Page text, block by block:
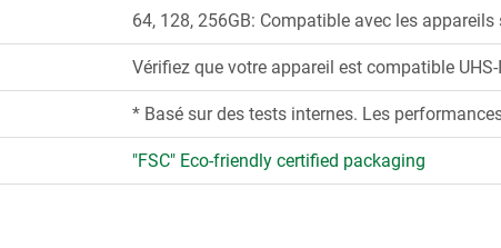
64, 128, 256GB: Compatible avec les
Vérifiez que votre appareil est compatible UHS-
* Basé sur des tests internes. Les
"FSC" Eco-friendly certified packaging